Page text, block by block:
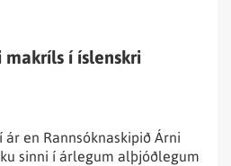
í íslenskri
en Rannsóknaskipið Árni
sinni í árlegum alþjóðlegum